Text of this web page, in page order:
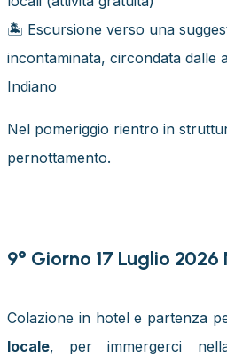
🏝 Escursione verso una
incontaminata, circondata dalle
Indiano
Nel pomeriggio rientro in
pernottamento.
9° Giorno 17 Luglio
Colazione in hotel e partenza
locale, per immergerci